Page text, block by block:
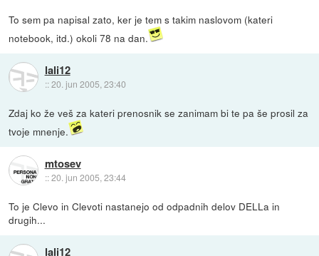
To sem pa napisal zato, ker je tem s takim naslovom (kateri
notebook, itd.) okoli 78 na dan.
lali12
::20. jun 2005, 23:40
Zdaj ko že veš za kateri prenosnik se zanimam bi te pa še prosil za
tvoje mnenje.
mtosev
::20. jun 2005, 23:44
To je Clevo in Clevoti nastanejo od odpadnih delov DELLa in
drugih...
lali12